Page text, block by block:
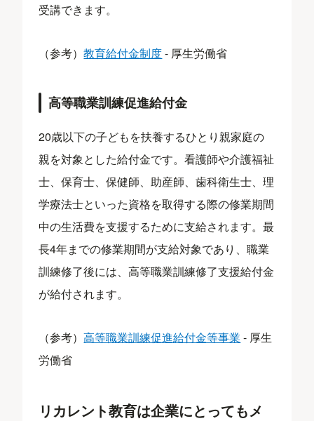
受講できます。
（参考）教育給付金制度- 厚生労働省
高等職業訓練促進給付金
20歳以下の子どもを扶養するひとり親家庭の
親を対象とした給付金です。看護師や介護福祉
士、保育士、保健師、助産師、歯科衛生士、理
学療法士といった資格を取得する際の修業期間
中の生活費を支援するために支給されます。最
長4年までの修業期間が支給対象であり、職業
訓練修了後には、高等職業訓練修了支援給付金
が給付されます。
（参考）高等職業訓練促進給付金等事業 - 厚生
労働省
リカレント教育は企業にとってもメ